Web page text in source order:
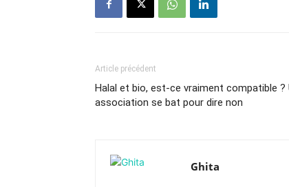
Article précédent
Halal et bio, est-ce vraiment compatible ?
association se bat pour dire non
Ghita